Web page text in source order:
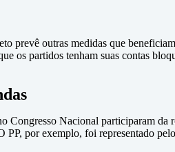
prevê outras medidas que
os partidos tenham suas contas
Congresso Nacional participaram
PP, por exemplo, foi representado